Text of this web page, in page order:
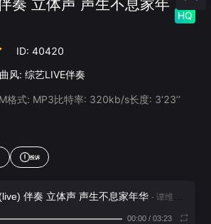
奏 立体声 声生不息家年
HQ
ID:40420
曲风: 综艺LIVE伴奏
M格式: MP3比特率: 320kb/s长度: 3‘23’‘
投诉
伴奏 立体声 声生不息家年华 - 谭维维,魏如萱
00:00/ 03:23